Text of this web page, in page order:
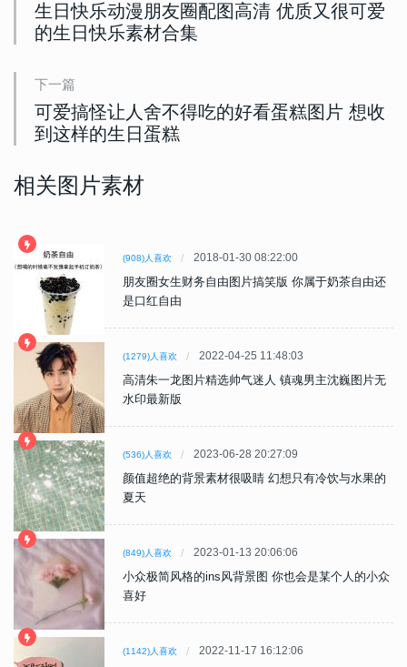
生日快乐动漫朋友圈配图高清 优质又很可爱
的生日快乐素材合集
下一篇
可爱搞怪让人舍不得吃的好看蛋糕图片 想收
到这样的生日蛋糕
相关图片素材
(908)人喜欢 2018-01-30 08:22:00
朋友圈女生财务自由图片搞笑版 你属于奶茶自由还
是口红自由
(1279)人喜欢 2022-04-25 11:48:03
高清朱一龙图片精选帅气迷人 镇魂男主沈巍图片无
水印最新版
(536)人喜欢 2023-06-28 20:27:09
颜值超绝的背景素材很吸睛 幻想只有冷饮与水果的
夏天
(849)人喜欢 2023-01-13 20:06:06
小众极简风格的ins风背景图 你也会是某个人的小众
喜好
(1142)人喜欢 2022-11-17 16:12:06